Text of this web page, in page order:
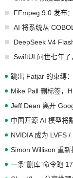
FFmpeg 9.0 发布
AI 将系统从
DeepSeek V4
SwiftUI 问世七年了
Jeff Dean 离开
中国开源 AI 模型将
NVIDIA 成为 LVFS
Simon Willison 重新
一条“删库”命令跑